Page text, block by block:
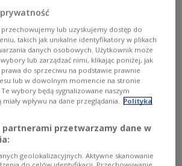
залежність дітей
шкідливого контенту.
lub uzyskujemy dostęp do
takich jak unikalne identyfikatory w plikach
danych osobowych. Użytkownik może
lub zarządzać nimi, klikając poniżej, jak
do sprzeciwu na podstawie prawnie
lub w dowolnym momencie na stronie
wybory będą sygnalizowane naszym
wpływu na dane przeglądania. Polityka
partnerami przetwarzamy dane w
geolokalizacyjnych. Aktywne skanowanie